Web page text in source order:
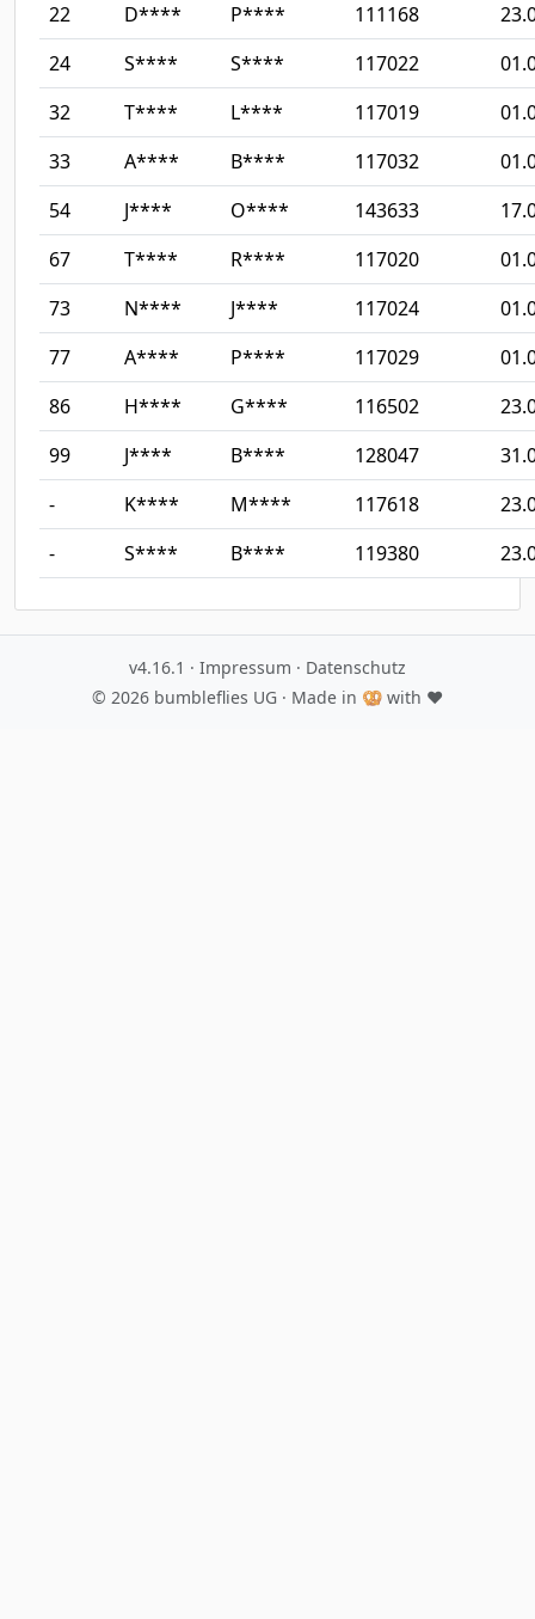
22
D**** P**** 111168
24
S**** S**** 117022
32
T**** L**** 117019
33
A**** B**** 117032
54
J**** O**** 143633
67
T**** R**** 117020
73
N**** J**** 117024
77
A**** P**** 117029
86
H**** G**** 116502
99
J**** B**** 128047
-
K**** M**** 117618
-
S**** B**** 119380
v4.16.1 · Impressum · Datenschutz
© 2026 bumbleflies UG · Made in 🥨 with ♥️